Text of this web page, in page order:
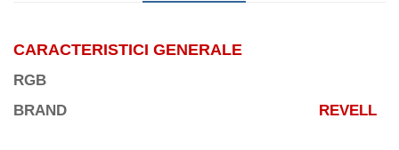
CARACTERISTICI GENERALE
RGB
BRAND
REVELL